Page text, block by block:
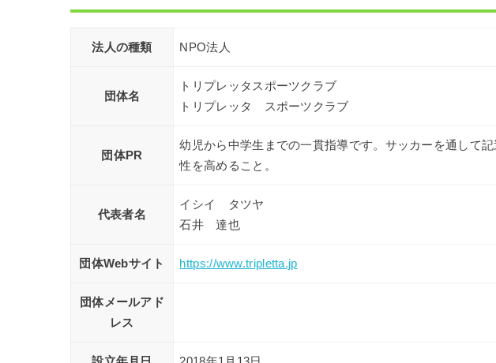
法人の種類 NPO法人
団体名
トリプレッタスポーツクラブ
トリプレッタ スポーツクラブ
団体PR
幼児から中学生までの一貫指導です。サッカーを通して
性を高めること。
代表者名
イシイ タツヤ
石井 達也
団体Webサイト https://www.tripletta.jp
団体メールアド
レス